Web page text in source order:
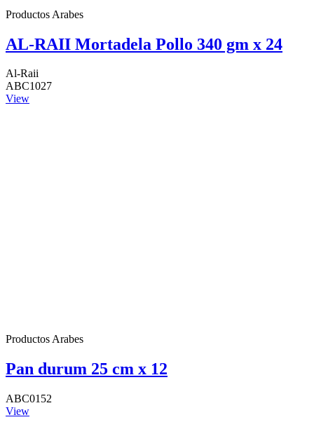
Productos Arabes
AL-RAII Mortadela Pollo 340 gm x 24
Al-Raii
ABC1027
View
Productos Arabes
Pan durum 25 cm x 12
ABC0152
View